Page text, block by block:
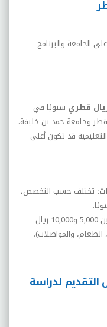
الجامعة والبرنامج
سنويًا في
قطر وجامعة حمد بن خليفة.
قد تكون أعلى
: تختلف حسب التخصص،
.
تتراوح بين 5,000 و10,000 ريال
والمواصلات).
التقديم لدراسة